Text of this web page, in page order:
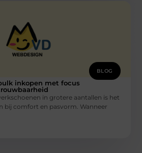
BLOG
inkopen met focus
in grotere aantallen is het
bij comfort en pasvorm. Wanneer